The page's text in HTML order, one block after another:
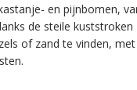
en pijnbomen,
de steile
of zand te vinden,